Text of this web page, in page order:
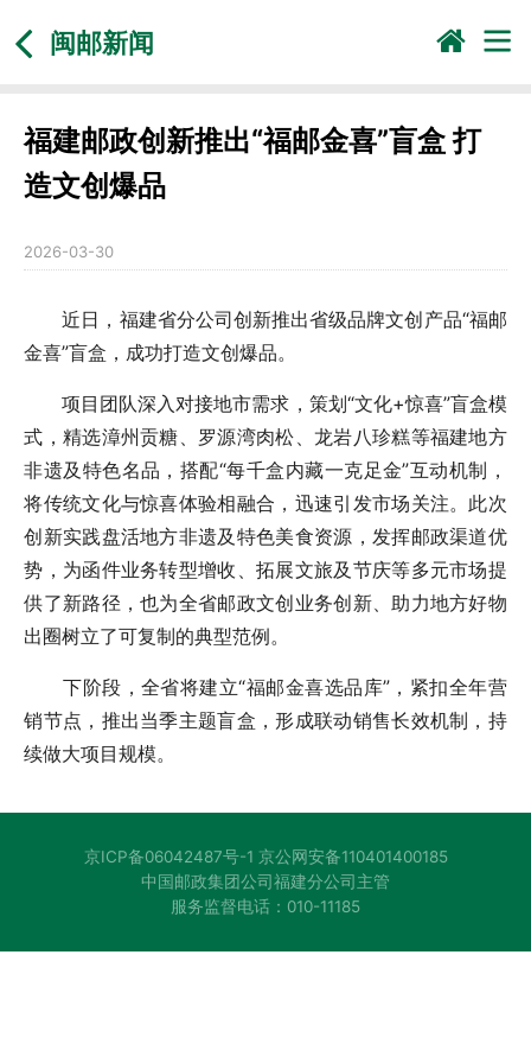
闽邮新闻
福建邮政创新推出“福邮金喜”盲盒 打
造文创爆品
2026-03-30
近日，福建省分公司创新推出省级品牌文创产品“福邮
金喜”盲盒，成功打造文创爆品。
项目团队深入对接地市需求，策划“文化+惊喜”盲盒模
式，精选漳州贡糖、罗源湾肉松、龙岩八珍糕等福建地方
非遗及特色名品，搭配“每千盒内藏一克足金”互动机制，
将传统文化与惊喜体验相融合，迅速引发市场关注。此次
创新实践盘活地方非遗及特色美食资源，发挥邮政渠道优
势，为函件业务转型增收、拓展文旅及节庆等多元市场提
供了新路径，也为全省邮政文创业务创新、助力地方好物
出圈树立了可复制的典型范例。
下阶段，全省将建立“福邮金喜选品库”，紧扣全年营
销节点，推出当季主题盲盒，形成联动销售长效机制，持
续做大项目规模。
京ICP备06042487号-1 京公网安备110401400185
中国邮政集团公司福建分公司主管
服务监督电话：010-11185